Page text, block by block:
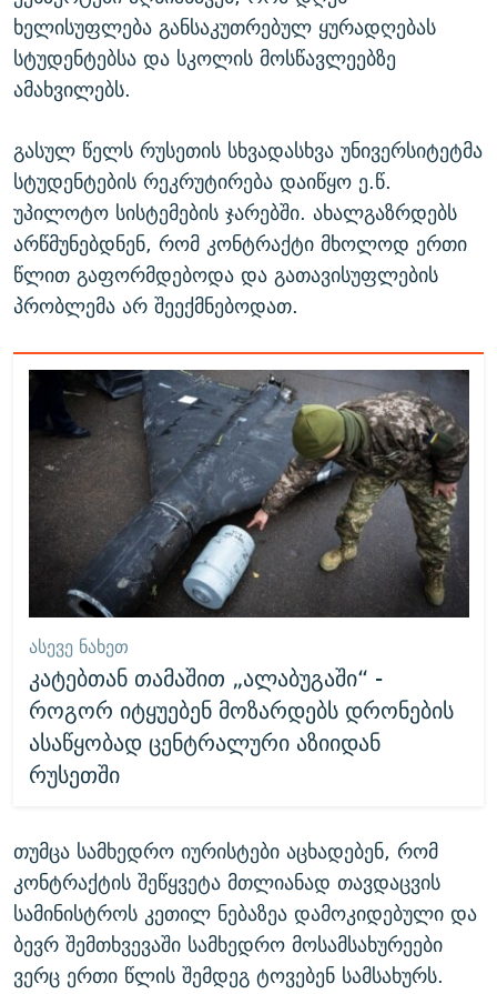
ხელისუფლება განსაკუთრებულ ყურადღებას
სტუდენტებსა და სკოლის მოსწავლეებზე
ამახვილებს.
გასულ წელს რუსეთის სხვადასხვა უნივერსიტეტმა
სტუდენტების რეკრუტირება დაიწყო ე.წ.
უპილოტო სისტემების ჯარებში. ახალგაზრდებს
არწმუნებდნენ, რომ კონტრაქტი მხოლოდ ერთი
წლით გაფორმდებოდა და გათავისუფლების
პრობლემა არ შეექმნებოდათ.
ᲐᲡᲔᲕᲔ ᲜᲐᲮᲔᲗ
კატებთან თამაშით „ალაბუგაში“ -
როგორ იტყუებენ მოზარდებს დრონების
ასაწყობად ცენტრალური აზიიდან
რუსეთში
თუმცა სამხედრო იურისტები აცხადებენ, რომ
კონტრაქტის შეწყვეტა მთლიანად თავდაცვის
სამინისტროს კეთილ ნებაზეა დამოკიდებული და
ბევრ შემთხვევაში სამხედრო მოსამსახურეები
ვერც ერთი წლის შემდეგ ტოვებენ სამსახურს.